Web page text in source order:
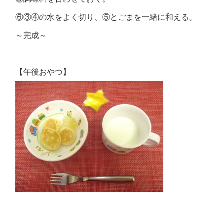
⑥③④の水をよく切り、⑤とごまを一緒に和える。
～完成～
【午後おやつ】